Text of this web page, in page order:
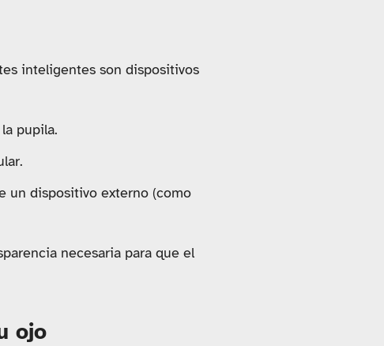
inteligentes son dispositivos
pupila.
un dispositivo externo (como
necesaria para que el
ojo